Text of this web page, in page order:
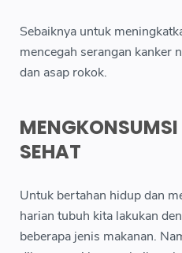
Sebaiknya untuk
mencegah serangan kanker
dan asap rokok.
SEHAT
Untuk bertahan hidup dan
harian tubuh kita lakukan
beberapa jenis makanan.